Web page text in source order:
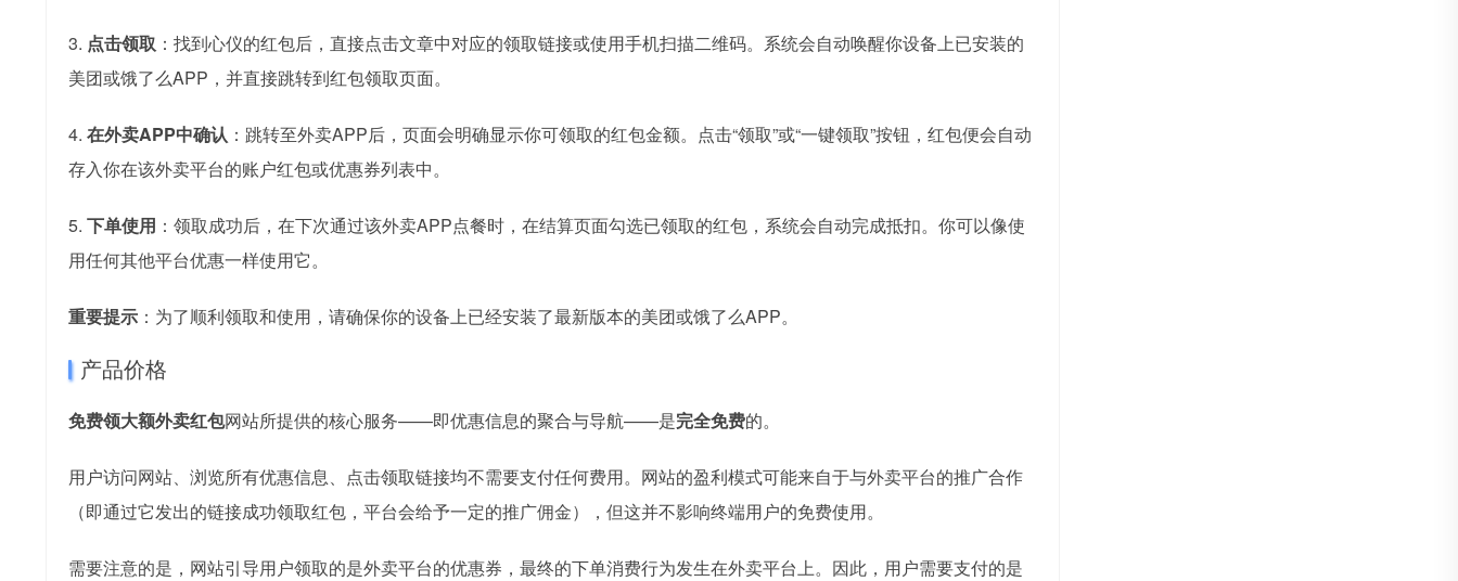
3. 点击领取 ：找到心仪的红包后，直接点击文章中对应的领取链接或使用手机扫描二维码。系统会自动唤醒你设备上已安装的
美团或饿了么APP，并直接跳转到红包领取页面。
4. 在外卖APP中确认 ：跳转至外卖APP后，页面会明确显示你可领取的红包金额。点击“领取”或“一键领取”按钮，红包便会自动
存入你在该外卖平台的账户红包或优惠券列表中。
5. 下单使用 ：领取成功后，在下次通过该外卖APP点餐时，在结算页面勾选已领取的红包，系统会自动完成抵扣。你可以像使
用任何其他平台优惠一样使用它。
重要提示 ：为了顺利领取和使用，请确保你的设备上已经安装了最新版本的美团或饿了么APP。
产品价格
免费领大额外卖红包网站所提供的核心服务——即优惠信息的聚合与导航——是完全免费的。
用户访问网站、浏览所有优惠信息、点击领取链接均不需要支付任何费用。网站的盈利模式可能来自于与外卖平台的推广合作
（即通过它发出的链接成功领取红包，平台会给予一定的推广佣金），但这并不影响终端用户的免费使用。
需要注意的是，网站引导用户领取的是外卖平台的优惠券，最终的下单消费行为发生在外卖平台上。因此，用户需要支付的是